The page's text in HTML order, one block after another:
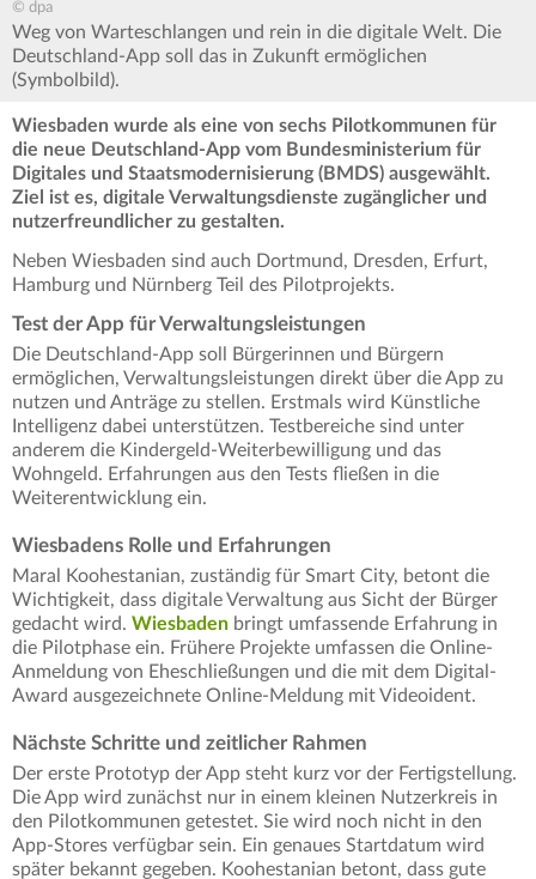
© dpa
Weg von Warteschlangen und rein in die digitale Welt. Die
Deutschland-App soll das in Zukunft ermöglichen
(Symbolbild).
Wiesbaden wurde als eine von sechs Pilotkommunen für
die neue Deutschland-App vom Bundesministerium für
Digitales und Staatsmodernisierung (BMDS) ausgewählt.
Ziel ist es, digitale Verwaltungsdienste zugänglicher und
nutzerfreundlicher zu gestalten.
Neben Wiesbaden sind auch Dortmund, Dresden, Erfurt,
Hamburg und Nürnberg Teil des Pilotprojekts.
Test der App für Verwaltungsleistungen
Die Deutschland-App soll Bürgerinnen und Bürgern
ermöglichen, Verwaltungsleistungen direkt über die App zu
nutzen und Anträge zu stellen. Erstmals wird Künstliche
Intelligenz dabei unterstützen. Testbereiche sind unter
anderem die Kindergeld-Weiterbewilligung und das
Wohngeld. Erfahrungen aus den Tests fließen in die
Weiterentwicklung ein.
Wiesbadens Rolle und Erfahrungen
Maral Koohestanian, zuständig für Smart City, betont die
Wichtigkeit, dass digitale Verwaltung aus Sicht der Bürger
gedacht wird. Wiesbaden bringt umfassende Erfahrung in
die Pilotphase ein. Frühere Projekte umfassen die Online-
Anmeldung von Eheschließungen und die mit dem Digital-
Award ausgezeichnete Online-Meldung mit Videoident.
Nächste Schritte und zeitlicher Rahmen
Der erste Prototyp der App steht kurz vor der Fertigstellung.
Die App wird zunächst nur in einem kleinen Nutzerkreis in
den Pilotkommunen getestet. Sie wird noch nicht in den
App-Stores verfügbar sein. Ein genaues Startdatum wird
später bekannt gegeben. Koohestanian betont, dass gute